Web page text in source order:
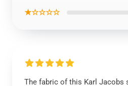
★☆☆☆☆
The fabric of this Karl Jacobs